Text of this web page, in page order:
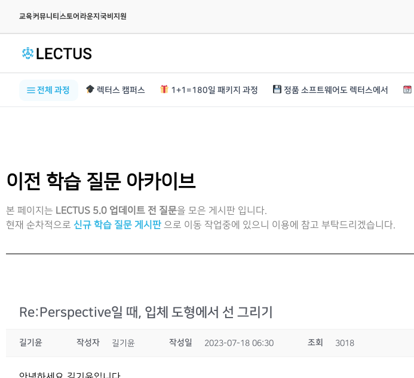
교육|커뮤니티 |스토어 |라운지 |국비지원
전체 과정 렉터스 캠퍼스 1+1=180일 패키지 과정 정품 소프트웨어도 렉터스에서
이전 학습 질문 아카이브
본 페이지는 LECTUS 5.0 업데이트 전 질문을 모은 게시판 입니다.
현재 순차적으로 신규 학습 질문 게시판 으로 이동 작업중에 있으니 이용에 참고 부탁드리겠습니다.
Re:Perspective일 때, 입체 도형에서 선 그리기
길기윤 작성자 길기윤 작성일 2023-07-18 06:30 조회 3018